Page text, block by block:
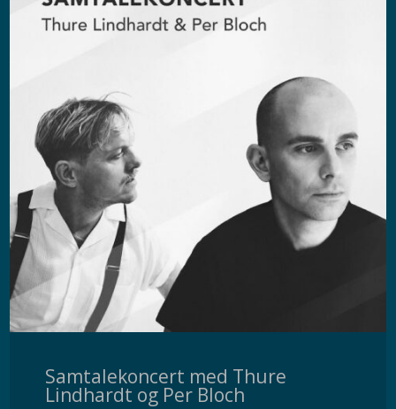
Samtalekoncert med Thure
Lindhardt og Per Bloch